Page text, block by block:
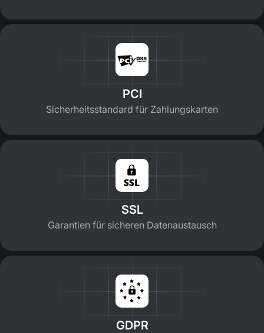
PCI
Sicherheitsstandard für Zahlungskarten
SSL
Garantien für sicheren Datenaustausch
GDPR